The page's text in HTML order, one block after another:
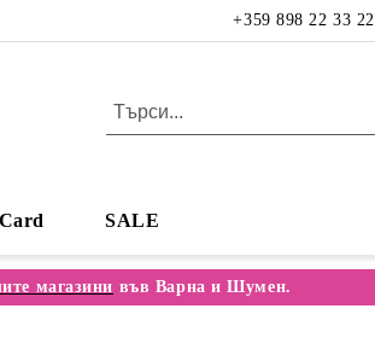
+359 898 22 33 22
SALE
магазини във Варна и Шумен.